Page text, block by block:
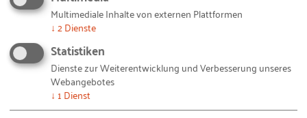
Gründern aus der Region bieten.
14.10.2022
PRAXISBEISPIEL
Multimediale Inhalte von externen Plattformen
↓ 2Dienste
Statistiken
Dienste zur Weiterentwicklung und Verbesserung unseres
Webangebotes
↓ 1 Dienst